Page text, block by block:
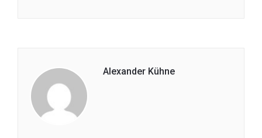
Alexander Kühne